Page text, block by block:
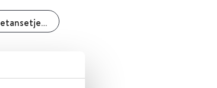
Nasjonal kompetansetjeneste ROP